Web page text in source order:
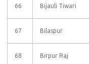
66 Bijauli Tiwari
67 Bilaspur
68 Birpur Raj